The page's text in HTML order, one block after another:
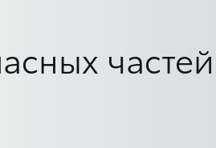
частей